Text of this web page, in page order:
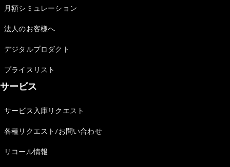
月額シミュレーション
法人のお客様へ
デジタルプロダクト
プライスリスト
サービス
サービス入庫リクエスト
各種リクエスト/お問い合わせ
リコール情報